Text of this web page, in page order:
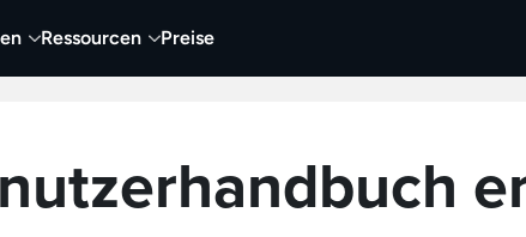
Ressourcen Preise
Video Visueller Content